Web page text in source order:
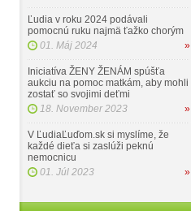
Ľudia v roku 2024 podávali
pomocnú ruku najmä ťažko chorým
01. Máj 2024
»
Iniciatíva ŽENY ŽENÁM spúšťa
aukciu na pomoc matkám, aby mohli
zostať so svojimi deťmi
18. November 2023
»
V ĽudiaĽuďom.sk si myslíme, že
každé dieťa si zaslúži peknú
nemocnicu
01. Júl 2023
»